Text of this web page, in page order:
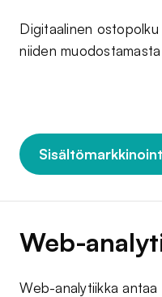
Digitaalinen
niiden
Web-
Web-analytiikka